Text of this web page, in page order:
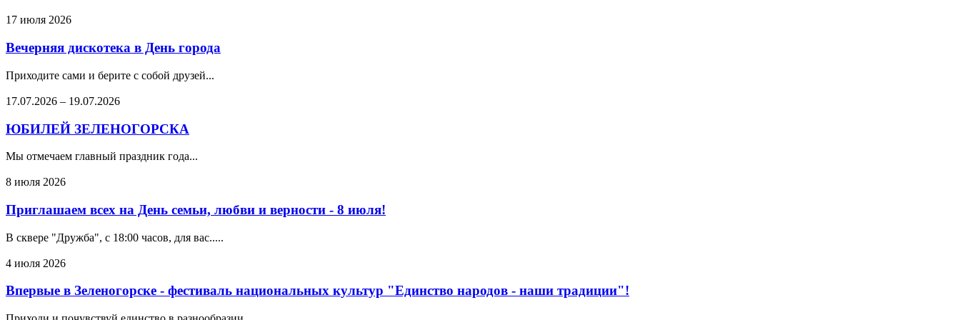
17 июля 2026
Вечерняя дискотека в День города
Приходите сами и берите с собой друзей...
17.07.2026 – 19.07.2026
ЮБИЛЕЙ ЗЕЛЕНОГОРСКА
Мы отмечаем главный праздник года...
8 июля 2026
Приглашаем всех на День семьи, любви и верности - 8 июля!
В сквере "Дружба", с 18:00 часов, для вас.....
4 июля 2026
Впервые в Зеленогорске - фестиваль национальных культур "Единство народов - наши традиции"!